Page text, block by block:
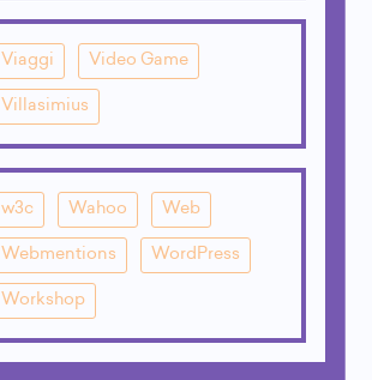
Viaggi Video Game
Villasimius
w3c Wahoo Web
Webmentions WordPress
Workshop